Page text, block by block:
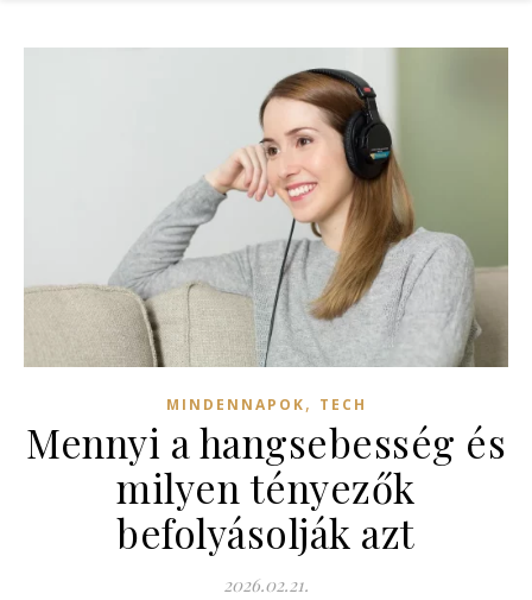
MINDENNAPOK, TECH
Mennyi a hangsebesség és
milyen tényezők
befolyásolják azt
2026.02.21.